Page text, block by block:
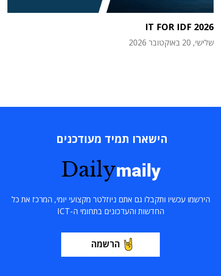
IT FOR IDF 2026
שלישי, 20 באוקטובר 2026
הישארו תמיד מעודכנים
Dailymaily
הירשמו עכשיו ותקבלו גם אתם ניוזלטר מקצועי יומי, המרכז את כל
החדשות והעדכונים בתחומי ה-ICT
הרשמה